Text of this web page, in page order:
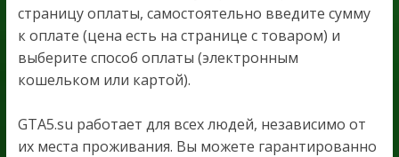
страницу оплаты, самостоятельно введите сумму
к оплате (цена есть на странице с товаром) и
выберите способ оплаты (электронным
кошельком или картой).
GTA5.su работает для всех людей, независимо от
их места проживания. Вы можете гарантированно